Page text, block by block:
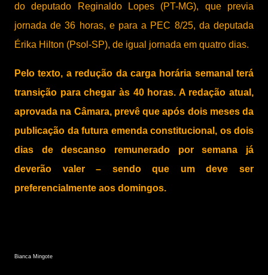
do deputado Reginaldo Lopes (PT-MG), que previa
jornada de 36 horas, e para a PEC 8/25, da deputada
Érika Hilton (Psol-SP), de igual jornada em quatro dias.
Pelo texto, a redução da carga horária semanal terá
transição para chegar às 40 horas. A redação atual,
aprovada na Câmara, prevê que após dois meses da
publicação da futura emenda constitucional, os dois
dias de descanso remunerado por semana já
deverão valer – sendo que um deve ser
preferencialmente aos domingos.
Bianca Mingote